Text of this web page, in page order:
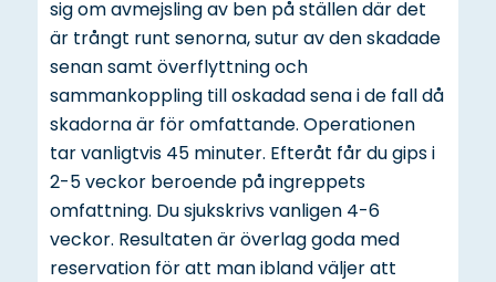
sig om avmejsling av ben på ställen där det
är trångt runt senorna, sutur av den skadade
senan samt överflyttning och
sammankoppling till oskadad sena i de fall då
skadorna är för omfattande. Operationen
tar vanligtvis 45 minuter. Efteråt får du gips i
2-5 veckor beroende på ingreppets
omfattning. Du sjukskrivs vanligen 4-6
veckor. Resultaten är överlag goda med
reservation för att man ibland väljer att